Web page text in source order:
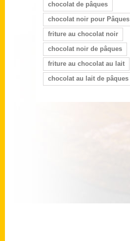
chocolat de pâques
chocolat noir pour Pâques
friture au chocolat noir
chocolat noir de pâques
friture au chocolat au lait
chocolat au lait de pâques